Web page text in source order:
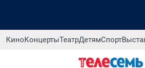
КиноКонцертыТеатрДетямСпорт